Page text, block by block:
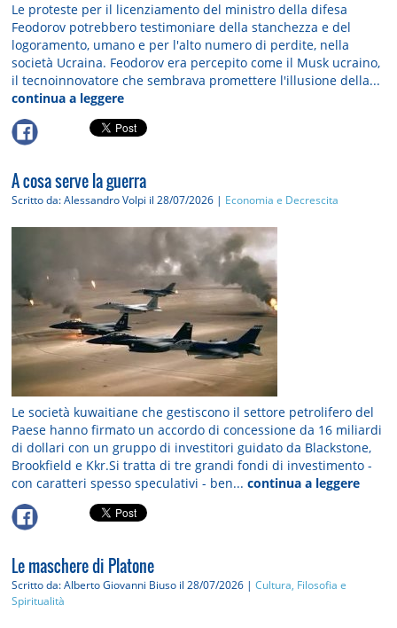
Le proteste per il licenziamento del ministro della difesa
Feodorov potrebbero testimoniare della stanchezza e del
logoramento, umano e per l'alto numero di perdite, nella
società Ucraina. Feodorov era percepito come il Musk ucraino,
il tecnoinnovatore che sembrava promettere l'illusione della...
continua a leggere
A cosa serve la guerra
Scritto da: Alessandro Volpi il 28/07/2026 | Economia e Decrescita
Le società kuwaitiane che gestiscono il settore petrolifero del
Paese hanno firmato un accordo di concessione da 16 miliardi
di dollari con un gruppo di investitori guidato da Blackstone,
Brookfield e Kkr.Si tratta di tre grandi fondi di investimento -
con caratteri spesso speculativi - ben...continua a leggere
Le maschere di Platone
Scritto da: Alberto Giovanni Biuso il 28/07/2026 |Cultura, Filosofia e
Spiritualità